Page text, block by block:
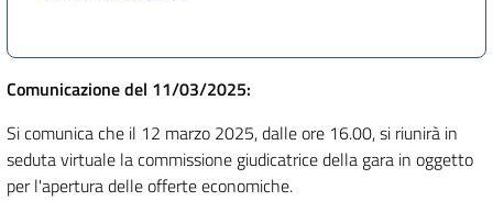
Comunicazione del 11/03/2025:
Si comunica che il 12 marzo 2025, dalle ore 16.00, si riunirà in
seduta virtuale la commissione giudicatrice della gara in oggetto
per l'apertura delle offerte economiche.